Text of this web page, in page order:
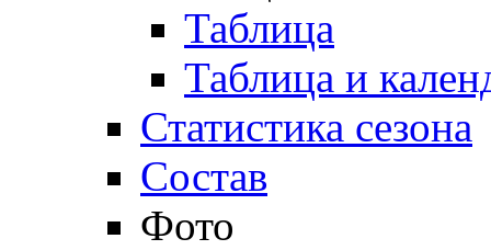
Таблица
Таблица и
Статистика сезона
Состав
Фото